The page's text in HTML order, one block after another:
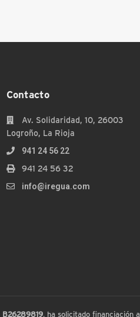
Contacto
Av. Solidaridad, 10, 26003
Logroño, La Rioja
941 24 56 22
941 24 56 32
info@iregua.com
B26289819, ha solicitado financiación